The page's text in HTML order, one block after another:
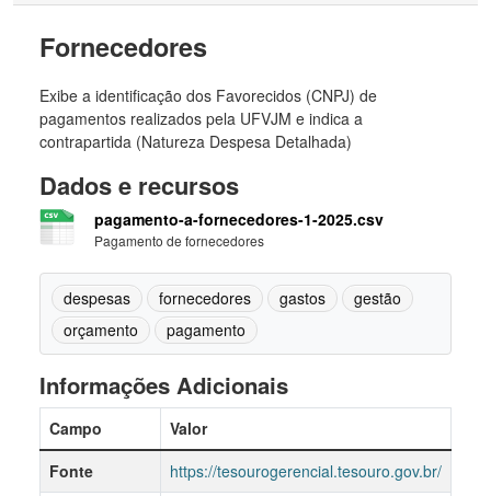
Fornecedores
Exibe a identificação dos Favorecidos (CNPJ) de
pagamentos realizados pela UFVJM e indica a
contrapartida (Natureza Despesa Detalhada)
Dados e recursos
pagamento-a-fornecedores-1-2025.csv
Pagamento de fornecedores
despesas fornecedores gastos
gestão
orçamento
pagamento
Informações Adicionais
Campo
Valor
Fonte
https://tesourogerencial.tesouro.gov.br/